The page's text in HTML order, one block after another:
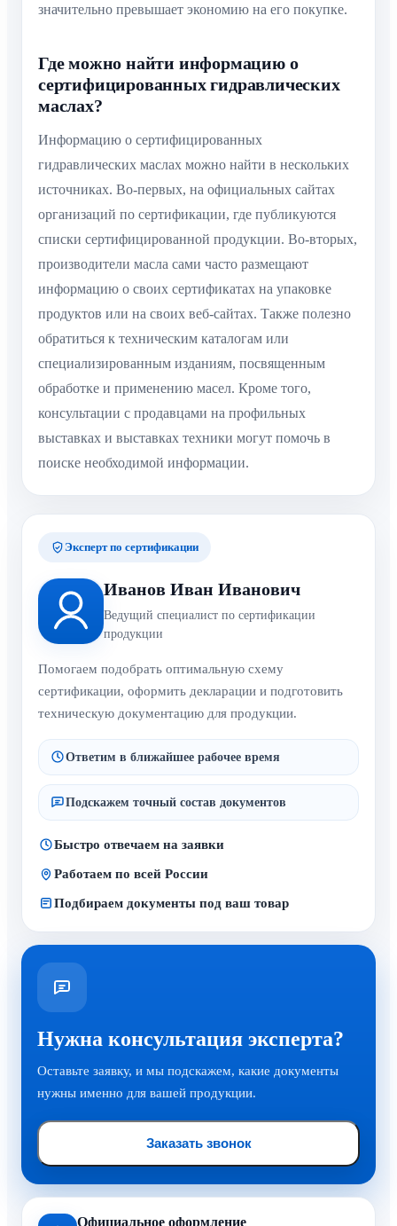
значительно превышает экономию на его покупке.
Где можно найти информацию о
сертифицированных гидравлических
маслах?
Информацию о сертифицированных
гидравлических маслах можно найти в нескольких
источниках. Во-первых, на официальных сайтах
организаций по сертификации, где публикуются
списки сертифицированной продукции. Во-вторых,
производители масла сами часто размещают
информацию о своих сертификатах на упаковке
продуктов или на своих веб-сайтах. Также полезно
обратиться к техническим каталогам или
специализированным изданиям, посвященным
обработке и применению масел. Кроме того,
консультации с продавцами на профильных
выставках и выставках техники могут помочь в
поиске необходимой информации.
Эксперт по сертификации
Иванов Иван Иванович
Ведущий специалист по сертификации
продукции
Помогаем подобрать оптимальную схему
сертификации, оформить декларации и подготовить
техническую документацию для продукции.
Ответим в ближайшее рабочее время
Подскажем точный состав документов
Быстро отвечаем на заявки
Работаем по всей России
Подбираем документы под ваш товар
Нужна консультация эксперта?
Оставьте заявку, и мы подскажем, какие документы
нужны именно для вашей продукции.
Заказать звонок
Официальное оформление